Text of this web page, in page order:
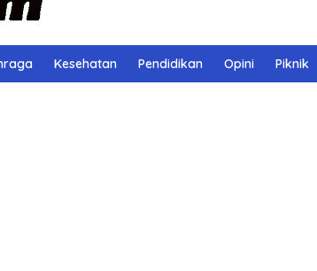
Kesehatan Pendidikan Opini Piknik